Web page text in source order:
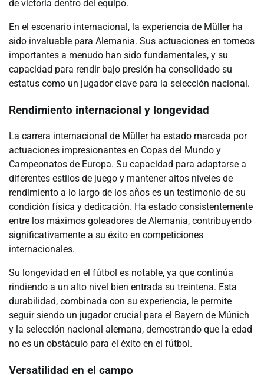
de victoria dentro del equipo.
En el escenario internacional, la experiencia de Müller ha
sido invaluable para Alemania. Sus actuaciones en torneos
importantes a menudo han sido fundamentales, y su
capacidad para rendir bajo presión ha consolidado su
estatus como un jugador clave para la selección nacional.
Rendimiento internacional y longevidad
La carrera internacional de Müller ha estado marcada por
actuaciones impresionantes en Copas del Mundo y
Campeonatos de Europa. Su capacidad para adaptarse a
diferentes estilos de juego y mantener altos niveles de
rendimiento a lo largo de los años es un testimonio de su
condición física y dedicación. Ha estado consistentemente
entre los máximos goleadores de Alemania, contribuyendo
significativamente a su éxito en competiciones
internacionales.
Su longevidad en el fútbol es notable, ya que continúa
rindiendo a un alto nivel bien entrada su treintena. Esta
durabilidad, combinada con su experiencia, le permite
seguir siendo un jugador crucial para el Bayern de Múnich
y la selección nacional alemana, demostrando que la edad
no es un obstáculo para el éxito en el fútbol.
Versatilidad en el campo